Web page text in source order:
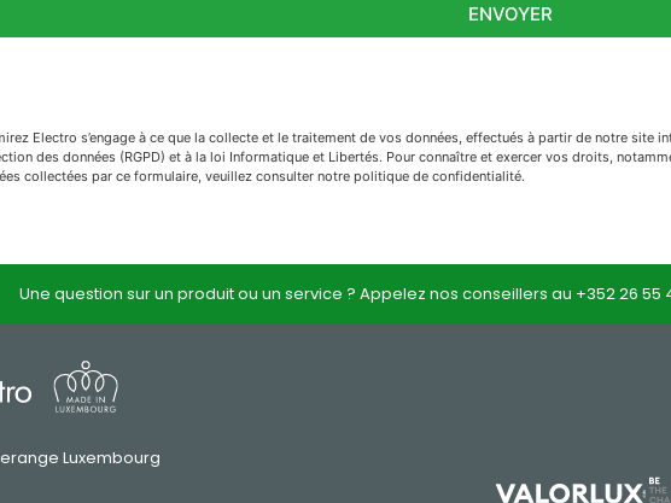
ENVOYER
Electro s’engage à ce que la collecte et le traitement de vos données, effectués à partir de notre site
des données (RGPD) et à la loi Informatique et Libertés. Pour connaître et exercer vos droits,
collectées par ce formulaire, veuillez consulter notre politique de confidentialité.
Une question sur un produit ou un service ? Appelez nos conseillers au +352 26
Luxembourg